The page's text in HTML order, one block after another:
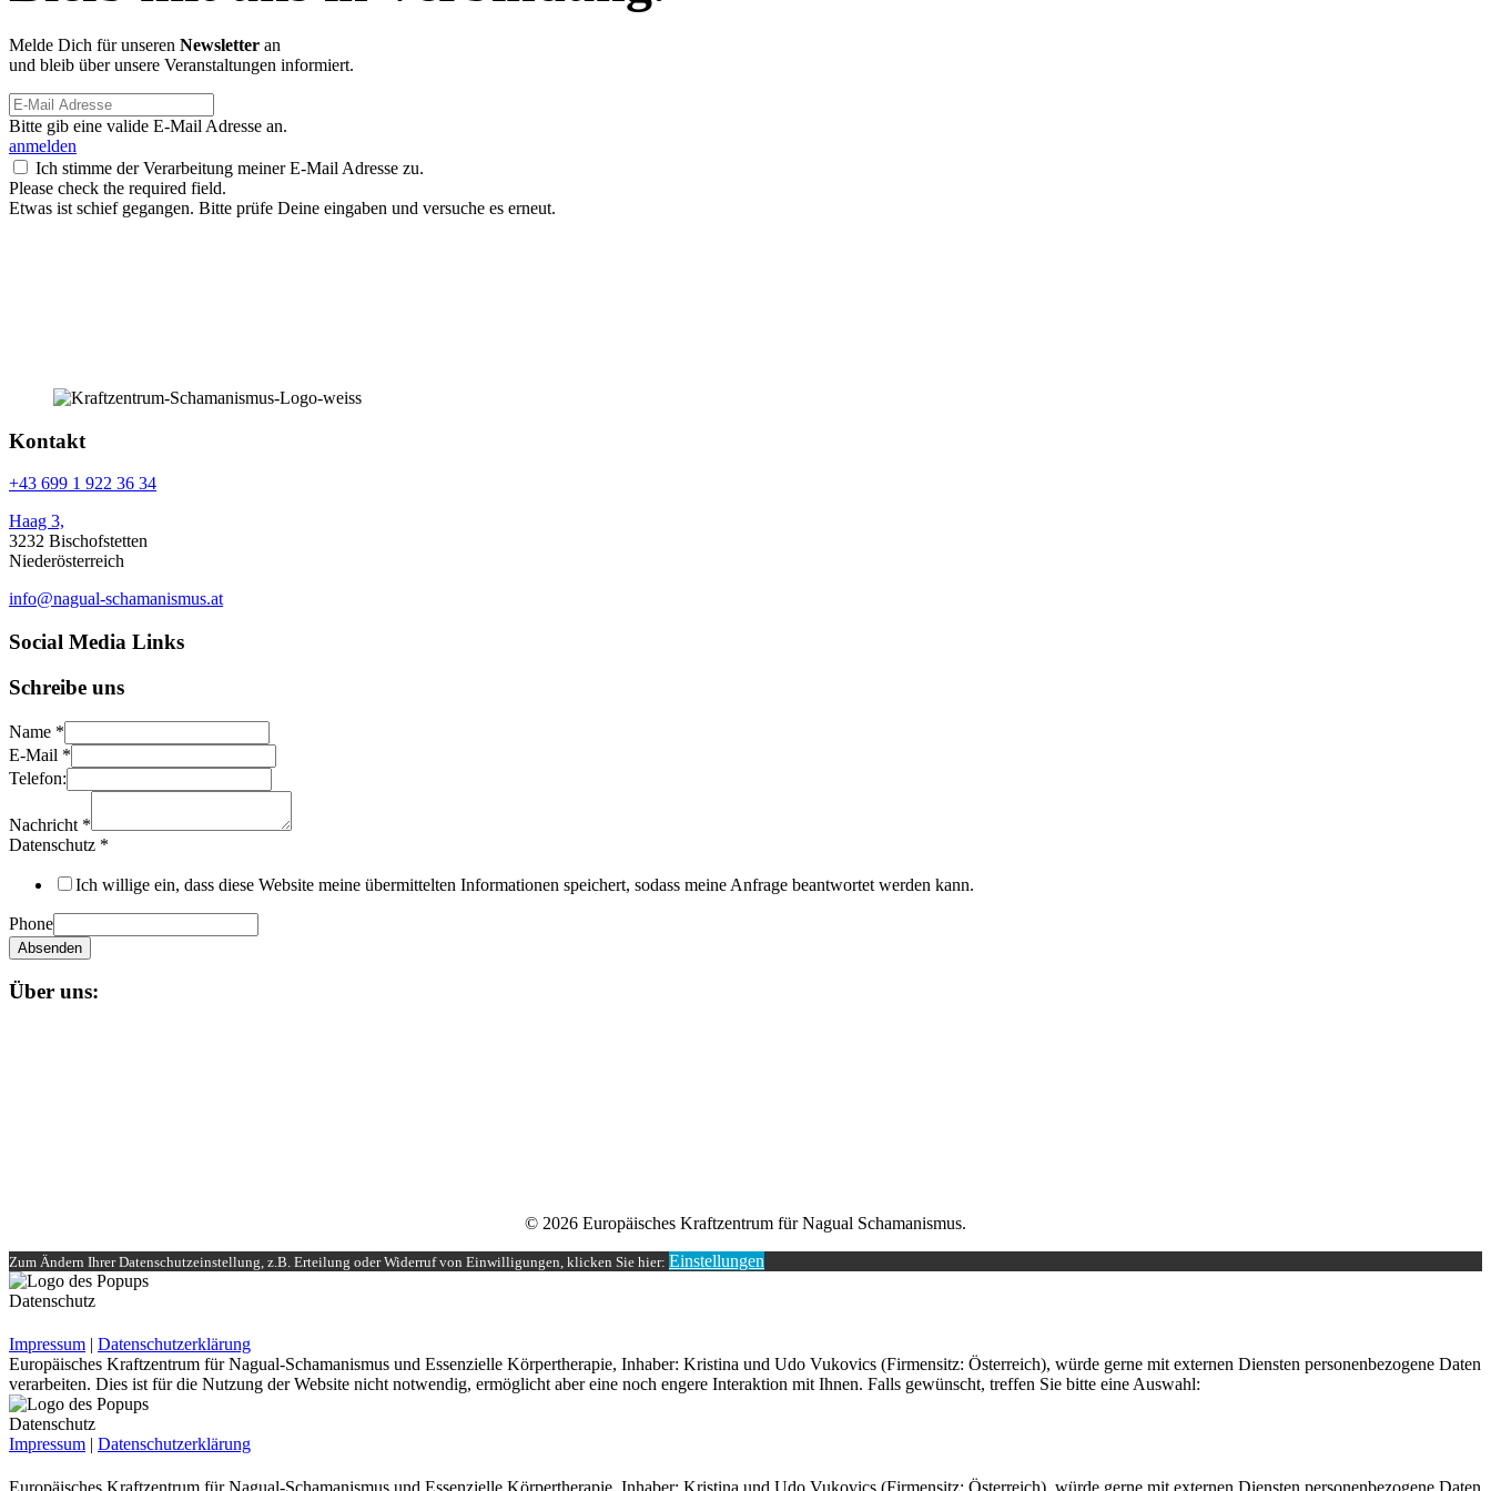
Melde Dich für unseren Newsletter an
und bleib über unsere Veranstaltungen informiert.
Bitte gib eine valide E-Mail Adresse an.
anmelden
Ich stimme der Verarbeitung meiner E-Mail Adresse zu.
Please check the required field.
Etwas ist schief gegangen. Bitte prüfe Deine eingaben und versuche es erneut.
Kontakt
+43 699 1 922 36 34
Haag 3,
3232 Bischofstetten
Niederösterreich
info@nagual-schamanismus.at
Social Media Links
Schreibe uns
Name *
E-Mail *
Telefon:
Nachricht *
Datenschutz *
Ich willige ein, dass diese Website meine übermittelten Informationen speichert, sodass meine Anfrage beantwortet werden kann.
Phone
Absenden
Über uns:
© 2026 Europäisches Kraftzentrum für Nagual Schamanismus.
Zum Ändern Ihrer Datenschutzeinstellung, z.B. Erteilung oder Widerruf von Einwilligungen, klicken Sie hier: Einstellungen
Datenschutz
Impressum | Datenschutzerklärung
Europäisches Kraftzentrum für Nagual-Schamanismus und Essenzielle Körpertherapie, Inhaber: Kristina und Udo Vukovics (Firmensitz: Österreich), würde gerne mit externen Diensten personenbezogene Daten
verarbeiten. Dies ist für die Nutzung der Website nicht notwendig, ermöglicht aber eine noch engere Interaktion mit Ihnen. Falls gewünscht, treffen Sie bitte eine Auswahl:
Datenschutz
Impressum | Datenschutzerklärung
Europäisches Kraftzentrum für Nagual-Schamanismus und Essenzielle Körpertherapie, Inhaber: Kristina und Udo Vukovics (Firmensitz: Österreich), würde gerne mit externen Diensten personenbezogene Daten